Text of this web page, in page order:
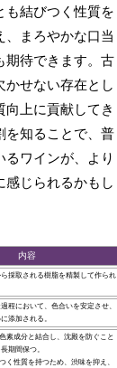
も結びつく性質を
、まろやかな口当
期待できます。古
かせない存在とし
向上に貢献してき
を知ることで、普
るワインが、より
感じられるかもし
内容
採取される樹脂を精製して作られ
程において、色合いを安定させ、
添加される。
素成分と結合し、沈殿を防ぐこと
期間保つ。
く性質を持つため、渋味を抑え、